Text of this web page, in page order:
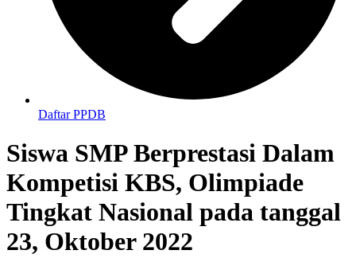
Daftar PPDB
Siswa SMP Berprestasi Dalam
Kompetisi KBS, Olimpiade
Tingkat Nasional pada tanggal
23, Oktober 2022